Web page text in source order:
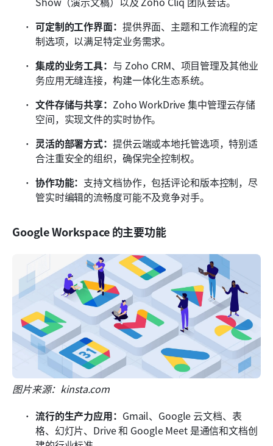
可定制的工作界面： 提供界面、主题和工作流程的定
制选项，以满足特定业务需求。
集成的业务工具： 与 Zoho CRM、项目管理及其他业
务应用无缝连接，构建一体化生态系统。
文件存储与共享： Zoho WorkDrive 集中管理云存储
空间，实现文件的实时协作。
灵活的部署方式： 提供云端或本地托管选项，特别适
合注重安全的组织，确保完全控制权。
协作功能： 支持文档协作，包括评论和版本控制，尽
管实时编辑的流畅度可能不及竞争对手。
Google Workspace 的主要功能
图片来源：kinsta.com
流行的生产力应用： Gmail、Google 云文档、表
格、幻灯片、Drive 和 Google Meet 是通信和文档创